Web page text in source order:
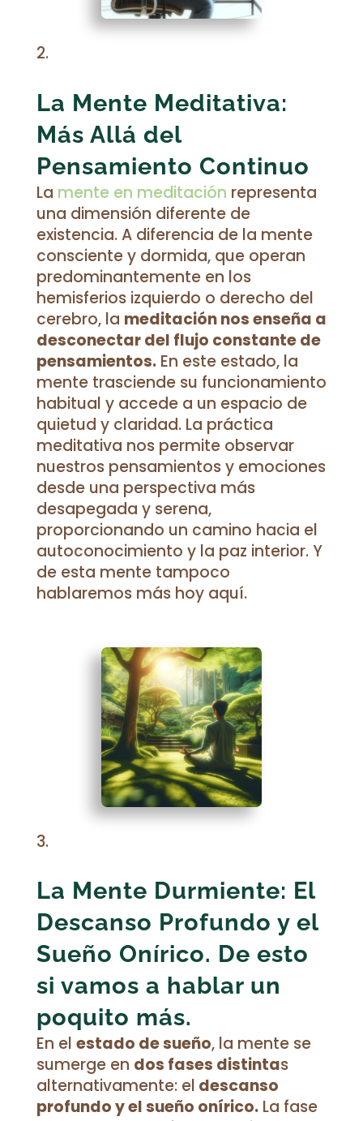
La Mente Meditativa:
Más Allá del
Pensamiento Continuo
La mente en meditación representa
una dimensión diferente de
existencia. A diferencia de la mente
consciente y dormida, que operan
predominantemente en los
hemisferios izquierdo o derecho del
cerebro, la meditación nos enseña a
desconectar del flujo constante de
pensamientos.En este estado, la
mente trasciende su funcionamiento
habitual y accede a un espacio de
quietud y claridad. La práctica
meditativa nos permite observar
nuestros pensamientos y emociones
desde una perspectiva más
desapegada y serena,
proporcionando un camino hacia el
autoconocimiento y la paz interior. Y
de esta mente tampoco
hablaremos más hoy aquí.
La Mente Durmiente: El
Descanso Profundo y el
Sueño Onírico. De esto
si vamos a hablar un
poquito más.
En el estado de sueño, la mente se
sumerge en dos fases distintas
alternativamente: el descanso
profundo y el sueño onírico.La fase